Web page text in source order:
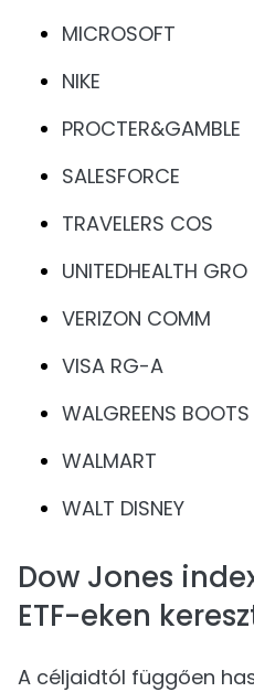
MICROSOFT
NIKE
PROCTER&GAMBLE
SALESFORCE
TRAVELERS COS
UNITEDHEALTH GRO
VERIZON COMM
VISA RG-A
WALGREENS BOOTS
WALMART
WALT DISNEY
Dow Jones
ETF-eken
A céljaidtól függően